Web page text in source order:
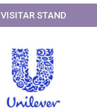
VISITAR STAND